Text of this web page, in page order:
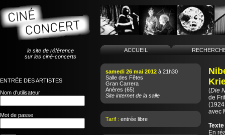
le site de référence
sur les ciné-concerts
ENTRÉE DES ARTISTES
Nom d'utilisateur
Mot de passe
ACCUEIL
samedi 26 mai 2012 à 21h30
Salle des Fêtes
Gran Carrera
Anères (65)
Site internet de la salle
Tarif : entrée libre
(Die
de
avec
En